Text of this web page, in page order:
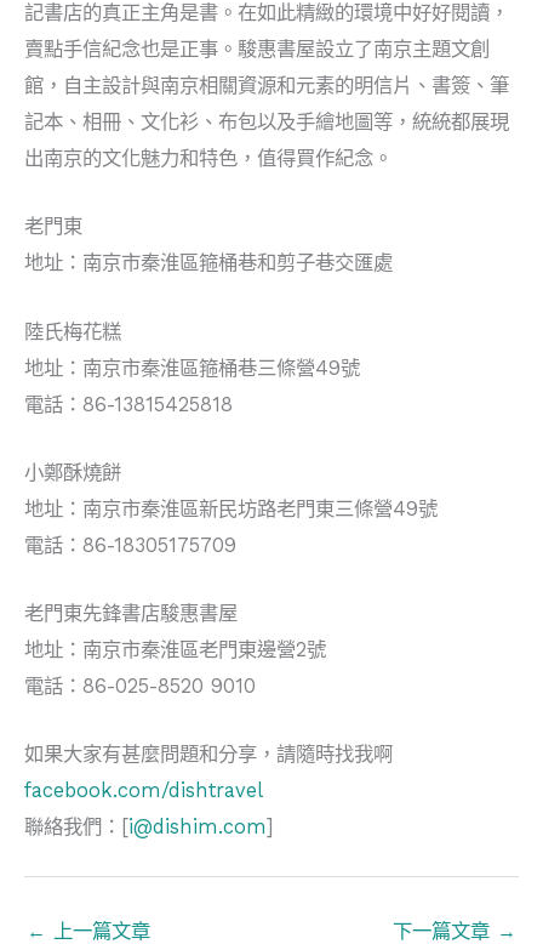
記書店的真正主角是書。在如此精緻的環境中好好閱讀，
賣點手信紀念也是正事。駿惠書屋設立了南京主題文創
館，自主設計與南京相關資源和元素的明信片、書簽、筆
記本、相冊、文化衫、布包以及手繪地圖等，統統都展現
出南京的文化魅力和特色，值得買作紀念。
老門東
地址：南京市秦淮區箍桶巷和剪子巷交匯處
陸氏梅花糕
地址：南京市秦淮區箍桶巷三條營49號
電話：86-13815425818
小鄭酥燒餅
地址：南京市秦淮區新民坊路老門東三條營49號
電話：86-18305175709
老門東先鋒書店駿惠書屋
地址：南京市秦淮區老門東邊營2號
電話：86-025-8520 9010
如果大家有甚麼問題和分享，請隨時找我啊
facebook.com/dishtravel
聯絡我們：[i@dishim.com]
← 上一篇文章 下一篇文章 →